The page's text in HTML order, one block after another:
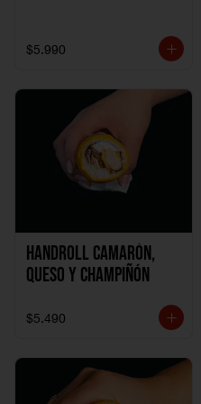
$5.990
Handroll Camarón,
Queso y Champiñón
$5.490